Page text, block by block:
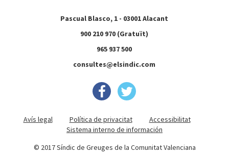
Pascual Blasco, 1 - 03001 Alacant
900 210 970 (Gratuït)
965 937 500
consultes@elsindic.com
Avís legal Política de privacitat
Accessibilitat
Sistema interno de información
© 2017 Síndic de Greuges de la Comunitat Valenciana